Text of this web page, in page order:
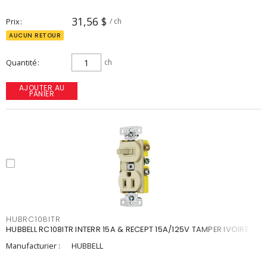
Prix 31,56 $ / ch
AUCUN RETOUR
Quantité ch
AJOUTER AU
PANIER
HUBRC108ITR
HUBBELL RC108ITR INTERR 15A & RECEPT 15A/125V TAMPER IVOIRE
Manufacturier :
HUBBELL